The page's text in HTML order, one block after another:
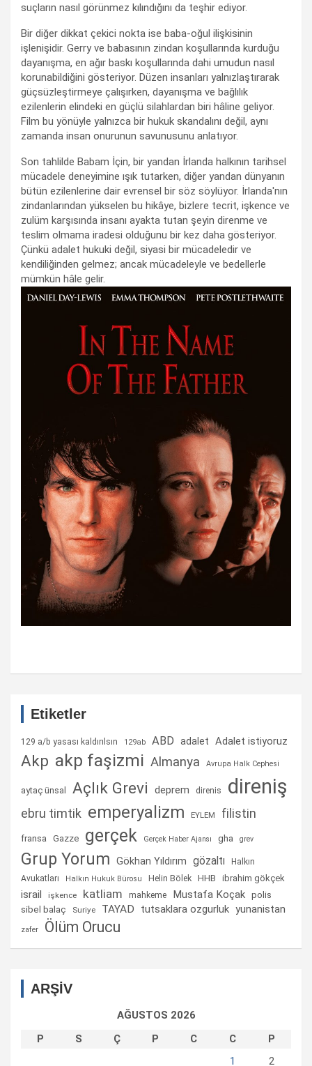
suçların nasıl görünmez kılındığını da teşhir ediyor.
Bir diğer dikkat çekici nokta ise baba-oğul ilişkisinin
işlenişidir. Gerry ve babasının zindan koşullarında kurduğu
dayanışma, en ağır baskı koşullarında dahi umudun nasıl
korunabildiğini gösteriyor. Düzen insanları yalnızlaştırarak
güçsüzleştirmeye çalışırken, dayanışma ve bağlılık
ezilenlerin elindeki en güçlü silahlardan biri hâline geliyor.
Film bu yönüyle yalnızca bir hukuk skandalını değil, aynı
zamanda insan onurunun savunusunu anlatıyor.
Son tahlilde Babam İçin, bir yandan İrlanda halkının tarihsel
mücadele deneyimine ışık tutarken, diğer yandan dünyanın
bütün ezilenlerine dair evrensel bir söz söylüyor. İrlanda'nın
zindanlarından yükselen bu hikâye, bizlere tecrit, işkence ve
zulüm karşısında insanı ayakta tutan şeyin direnme ve
teslim olmama iradesi olduğunu bir kez daha gösteriyor.
Çünkü adalet hukuki değil, siyasi bir mücadeledir ve
kendiliğinden gelmez; ancak mücadeleyle ve bedellerle
mümkün hâle gelir.
Etiketler
129 a/b yasası kaldırılsın 129ab ABD adalet Adalet istiyoruz
Akp akp faşizmi Almanya Avrupa Halk Cephesi
aytaç ünsal Açlık Grevi deprem direnis direniş
ebru timtik emperyalizm EYLEM filistin
fransa Gazze gerçek Gerçek Haber Ajansı gha grev
Grup Yorum Gökhan Yıldırım gözaltı
Halkın
Avukatları
Halkın Hukuk Bürosu Helin Bölek HHB ibrahim gökçek
israil işkence katliam mahkeme Mustafa Koçak polis
sibel balaç Suriye TAYAD tutsaklara ozgurluk yunanistan
zafer Ölüm Orucu
ARŞİV
AĞUSTOS 2026
P
S Ç P C C
P
1
2